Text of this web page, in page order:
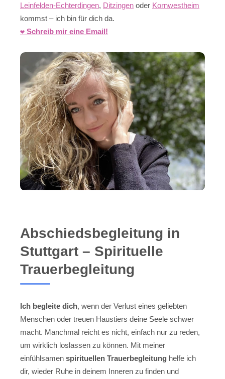
Leinfelden-Echterdingen, Ditzingen oder Kornwestheim
kommst – ich bin für dich da.
❤️ Schreib mir eine Email!
Abschiedsbegleitung in
Stuttgart – Spirituelle
Trauerbegleitung
Ich begleite dich, wenn der Verlust eines geliebten
Menschen oder treuen Haustiers deine Seele schwer
macht. Manchmal reicht es nicht, einfach nur zu reden,
um wirklich loslassen zu können. Mit meiner
einfühlsamen spirituellen Trauerbegleitung helfe ich
dir, wieder Ruhe in deinem Inneren zu finden und